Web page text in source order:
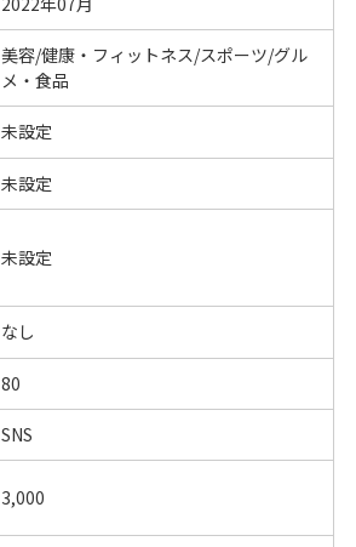
美容/健康・フィットネス/スポーツ/グル
メ・食品
未設定
未設定
未設定
なし
80
SNS
3,000